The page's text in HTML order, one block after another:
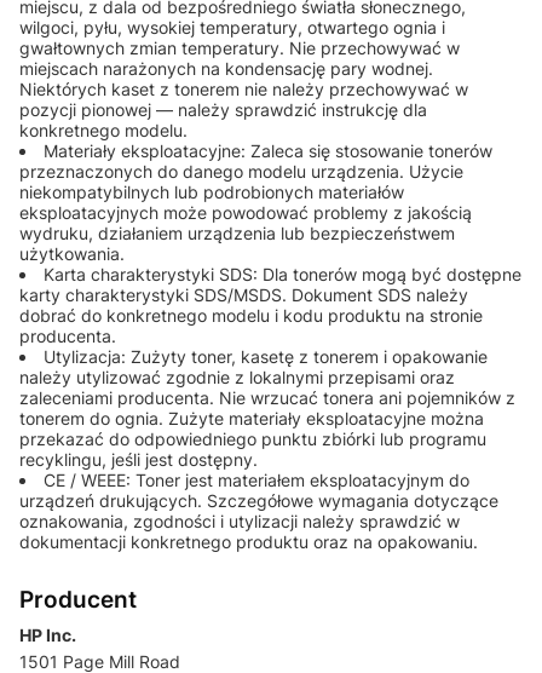
miejscu, z dala od bezpośredniego światła słonecznego,
wilgoci, pyłu, wysokiej temperatury, otwartego ognia i
gwałtownych zmian temperatury. Nie przechowywać w
miejscach narażonych na kondensację pary wodnej.
Niektórych kaset z tonerem nie należy przechowywać w
pozycji pionowej — należy sprawdzić instrukcję dla
konkretnego modelu.
Materiały eksploatacyjne: Zaleca się stosowanie tonerów
przeznaczonych do danego modelu urządzenia. Użycie
niekompatybilnych lub podrobionych materiałów
eksploatacyjnych może powodować problemy z jakością
wydruku, działaniem urządzenia lub bezpieczeństwem
użytkowania.
Karta charakterystyki SDS: Dla tonerów mogą być dostępne
karty charakterystyki SDS/MSDS. Dokument SDS należy
dobrać do konkretnego modelu i kodu produktu na stronie
producenta.
Utylizacja: Zużyty toner, kasetę z tonerem i opakowanie
należy utylizować zgodnie z lokalnymi przepisami oraz
zaleceniami producenta. Nie wrzucać tonera ani pojemników z
tonerem do ognia. Zużyte materiały eksploatacyjne można
przekazać do odpowiedniego punktu zbiórki lub programu
recyklingu, jeśli jest dostępny.
CE / WEEE: Toner jest materiałem eksploatacyjnym do
urządzeń drukujących. Szczegółowe wymagania dotyczące
oznakowania, zgodności i utylizacji należy sprawdzić w
dokumentacji konkretnego produktu oraz na opakowaniu.
Producent
HP Inc.
1501 Page Mill Road